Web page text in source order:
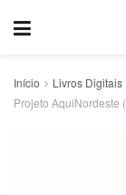
Início Livros Digitais
Projeto AquiNordeste